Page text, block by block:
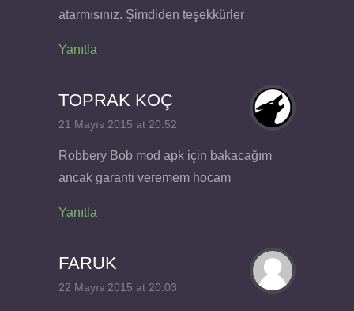
atarmısınız. Şimdiden teşekkürler
Yanıtla
TOPRAK KOÇ
21 Mayıs 2015 at 20:52
Robbery Bob mod apk için bakacağım
ancak garanti veremem hocam
Yanıtla
FARUK
22 Mayıs 2015 at 20:03